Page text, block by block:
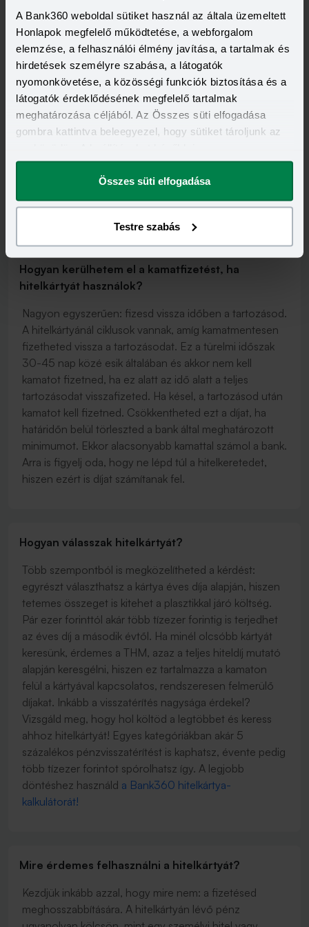
A Bank360 weboldal sütiket használ az általa üzemeltett
Honlapok megfelelő működtetése, a webforgalom
elemzése, a felhasználói élmény javítása, a tartalmak és
hirdetések személyre szabása, a látogatók
nyomonkövetése, a közösségi funkciók biztosítása és a
látogatók érdeklődésének megfelelő tartalmak
meghatározása céljából. Az Összes süti elfogadása
gombra kattintva beleegyezel, hogy sütiket tároljunk az
megváltoztathatod.
Összes süti elfogadása
Testre szabás
pénzintézet hitelkártyáját.
Mi kell a hitelkártya igényléséhez?
Hitelkártyát egyszerűen igényelhetsz, ha már elmúltál
18 éves, hiszen mindössze rendszeres jövedelemre
van szükséged. Legalább három hónapos
meghatározott minimumot is el kell érnie a havi
jövedelmednek. Az igénylés során szükséged lesz
fényképes igazolványra és lakcímkártyára is.
Hogyan kerülhetem el a kamatfizetést, ha
hitelkártyát használok?
Nagyon egyszerűen: fizesd vissza időben a tartozásod.
A hitelkártyánál ciklusok vannak, amíg kamatmentesen
fizetheted vissza a tartozásodat. Ez a türelmi időszak
30-45 nap közé esik általában és akkor nem kell
kamatot fizetned, ha ez alatt az idő alatt a teljes
tartozásodat visszafizeted. Ha késel, a tartozásod után
kamatot kell fizetned. Csökkentheted ezt a díjat, ha
határidőn belül törleszted a bank által meghatározott
minimumot. Ekkor alacsonyabb kamattal számol a bank.
Arra is figyelj oda, hogy ne lépd túl a hitelkeretedet,
hiszen ezért is díjat számítanak fel.
Hogyan válasszak hitelkártyát?
Több szempontból is megközelítheted a kérdést:
egyrészt választhatsz a kártya éves díja alapján, hiszen
tetemes összeget is kitehet a plasztikkal járó költség.
Pár ezer forinttól akár több tízezer forintig is terjedhet
az éves díj a második évtől. Ha minél olcsóbb kártyát
keresünk, érdemes a THM, azaz a teljes hiteldíj mutató
alapján keresgélni, hiszen ez tartalmazza a kamaton
felül a kártyával kapcsolatos, rendszeresen felmerülő
díjakat. Inkább a visszatérítés nagysága érdekel?
Vizsgáld meg, hogy hol költöd a legtöbbet és keress
ahhoz hitelkártyát! Egyes kategóriákban akár 5
százalékos pénzvisszatérítést is kaphatsz, évente pedig
több tízezer forintot spórolhatsz így. A legjobb
döntéshez használd a Bank360 hitelkártya-
kalkulátorát!
Mire érdemes felhasználni a hitelkártyát?
Kezdjük inkább azzal, hogy mire nem: a fizetésed
meghosszabbítására. A hitelkártyán lévő pénz